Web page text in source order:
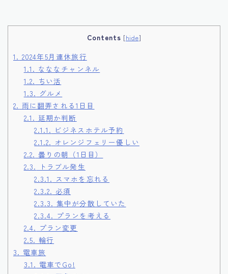
Contents [hide]
1. 2024年5月連休旅行
1.1. なななチャンネル
1.2. ちい活
1.3. グルメ
2. 雨に翻弄される1日目
2.1. 延期か判断
2.1.1. ビジネスホテル予約
2.1.2. オレンジフェリー優しい
2.2. 曇りの朝（1日目）
2.3.
トラブル発生
2.3.1. スマホを忘れる
2.3.2. 必須
2.3.3. 集中が分散していた
2.3.4. プランを考える
2.4. プラン変更
2.5. 輪行
3. 電車旅
3.1. 電車でGo!